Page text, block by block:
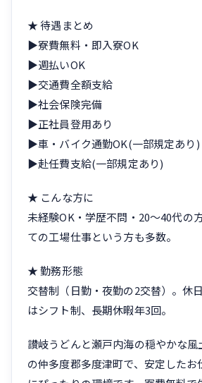
★ 待遇まとめ
▶寮費無料・即入寮OK
▶週払いOK
▶交通費全額支給
▶社会保険完備
▶正社員登用あり
▶車・バイク通勤OK(一部規定あり)
▶赴任費支給(一部規定あり)
★ こんな方に
未経験OK・学歴不問・20〜40代の
ての工場仕事という方も多数。
★ 勤務形態
交替制（日勤・夜勤の2交替）。休
はシフト制、長期休暇年3回。
讃岐うどんと瀬戸内海の穏やかな
の仲多度郡多度津町で、安定したお